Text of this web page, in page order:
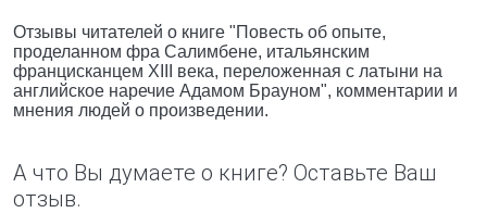
Отзывы читателей о книге "Повесть об опыте,
проделанном фра Салимбене, итальянским
францисканцем XIII века, переложенная с латыни на
английское наречие Адамом Брауном", комментарии и
мнения людей о произведении.
А что Вы думаете о книге? Оставьте Ваш
отзыв.